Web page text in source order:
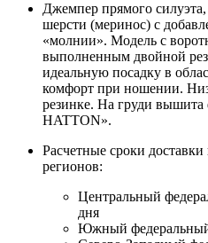
Джемпер прямого силуэта,
шерсти (меринос) с
«молнии». Модель с
выполненным двойной
идеальную посадку в
комфорт при ношении.
резинке. На груди
HATTON».
Расчетные сроки
регионов:
Центральный
дня
Южный федеральный